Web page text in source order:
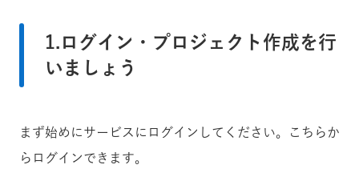
1.ログイン・プロジェクト作成を行
いましょう
まず始めにサービスにログインしてください。こちらか
らログインできます。